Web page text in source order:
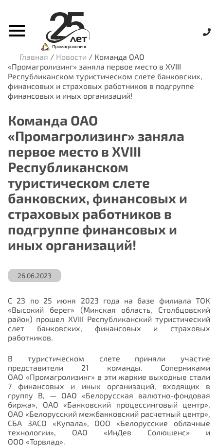
Главная / Новости / Команда ОАО
«Промагролизинг» заняла первое место в XVIII
Республиканском туристическом слете банковских,
финансовых и страховых работников в подгруппе
финансовых и иных организаций!
Команда ОАО
«Промагролизинг» заняла
первое место в XVIII
Республиканском
туристическом слете
банковских, финансовых и
страховых работников в
подгруппе финансовых и
иных организаций!
26.06.2023
С 23 по 25 июня 2023 года на базе филиала ТОК
«Высокий берег» (Минская область, Столбцовский
район) прошел XVIII Республиканский туристический
слет банковских, финансовых и страховых
работников.
В туристическом слете приняли участие
представители 21 команды. Соперниками
ОАО «Промагролизинг» в эти жаркие выходные стали
7 финансовых и иных организаций, входящих в
группу B, — ОАО «Белорусская валютно-фондовая
биржа», ОАО «Банковский процессинговый центр»,
ОАО «Белорусский межбанковский расчетный центр»,
СБА ЗАСО «Купала», ООО «Белорусские облачные
технологии», ОАО «ИнДев Солюшенс» и
ООО «Торвлад».